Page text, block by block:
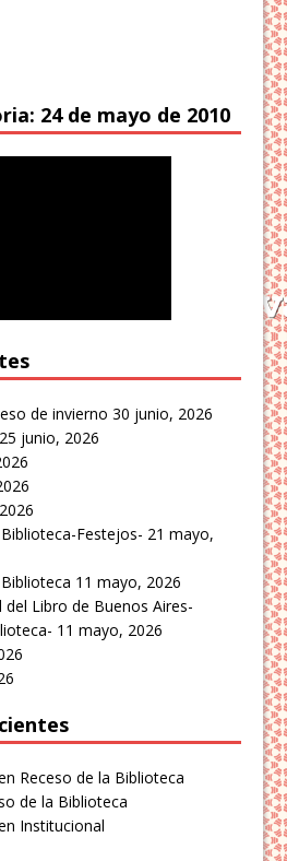
24 de mayo de 2010
de invierno 30 junio, 2026
25 junio, 2026
Festejos- 21 mayo,
11 mayo, 2026
del Libro de Buenos Aires-
11 mayo, 2026
Receso de la Biblioteca
de la Biblioteca
Institucional